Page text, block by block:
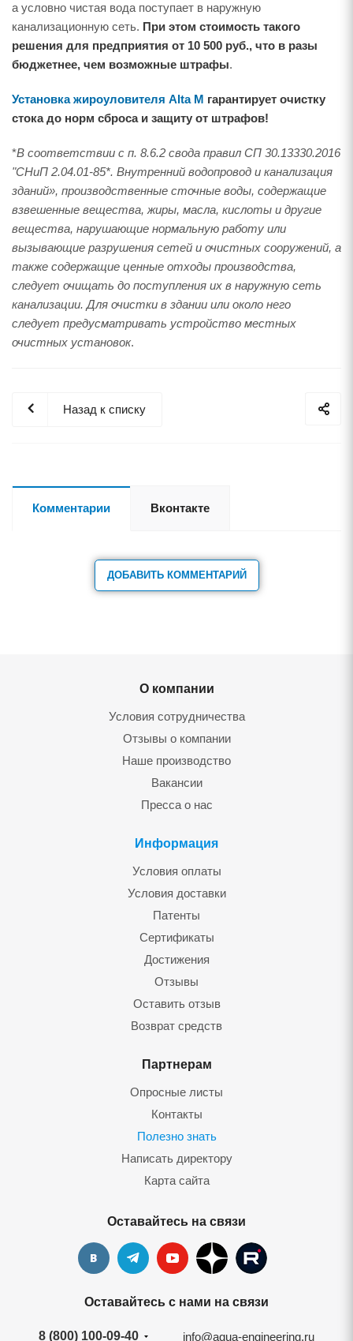
а условно чистая вода поступает в наружную
канализационную сеть. При этом стоимость такого
решения для предприятия от 10 500 руб., что в разы
бюджетнее, чем возможные штрафы.
Установка жироуловителя Alta M гарантирует очистку
стока до норм сброса и защиту от штрафов!
*В соответствии с п. 8.6.2 свода правил СП 30.13330.2016
"СНиП 2.04.01-85*. Внутренний водопровод и канализация
зданий», производственные сточные воды, содержащие
взвешенные вещества, жиры, масла, кислоты и другие
вещества, нарушающие нормальную работу или
вызывающие разрушения сетей и очистных сооружений, а
также содержащие ценные отходы производства,
следует очищать до поступления их в наружную сеть
канализации. Для очистки в здании или около него
следует предусматривать устройство местных
очистных установок.
Назад к списку
Комментарии Вконтакте
ДОБАВИТЬ КОММЕНТАРИЙ
О компании
Условия сотрудничества
Отзывы о компании
Наше производство
Вакансии
Пресса о нас
Информация
Условия оплаты
Условия доставки
Патенты
Сертификаты
Достижения
Отзывы
Оставить отзыв
Возврат средств
Партнерам
Опросные листы
Контакты
Полезно знать
Написать директору
Карта сайта
Оставайтесь на связи
Оставайтесь с нами на связи
8 (800) 100-09-40 info@aqua-engineering.ru